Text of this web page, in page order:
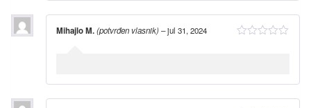
Mihajlo M.(potvrđen vlasnik)–jul 31, 2024